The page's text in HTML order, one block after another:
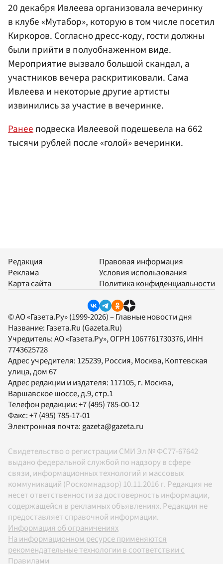
20 декабря Ивлеева организовала вечеринку
в клубе «Мутабор», которую в том числе посетил
Киркоров. Согласно дресс-коду, гости должны
были прийти в полуобнаженном виде.
Мероприятие вызвало большой скандал, а
участников вечера раскритиковали. Сама
Ивлеева и некоторые другие артисты
извинились за участие в вечеринке.
Ранееподвеска Ивлеевой подешевела на 662
тысячи рублей после «голой» вечеринки.
Редакция
Реклама
Карта сайта
Правовая информация
Условия использования
Политика конфиденциальности
© АО «Газета.Ру» (1999-2026) – Главные новости дня
Название: Газета.Ru (Gazeta.Ru)
Учредитель:АО «Газета.Ру», ОГРН 1067761730376, ИНН
7743625728
Адрес учредителя: 125239, Россия, Москва, Коптевская
улица, дом 67
Адрес редакции и издателя: 117105, г. Москва,
Варшавское шоссе, д.9, стр.1
Телефон редакции:+7 (495) 785-00-12
Факс:+7 (495) 785-17-01
Электронная почта: gazeta@gazeta.ru
Свидетельство о регистрации СМИ Эл № ФС77-67642
выдано федеральной службой по надзору в сфере
связи, информационных технологий и массовых
коммуникаций (Роскомнадзор) 10.11.2016 г. Редакция не
несет ответственности за достоверность информации,
содержащейся в рекламных объявлениях. Редакция не
предоставляет справочной информации.
Информация об ограничениях
На информационном ресурсе применяются
рекомендательные технологии в соответствии с
Правилами